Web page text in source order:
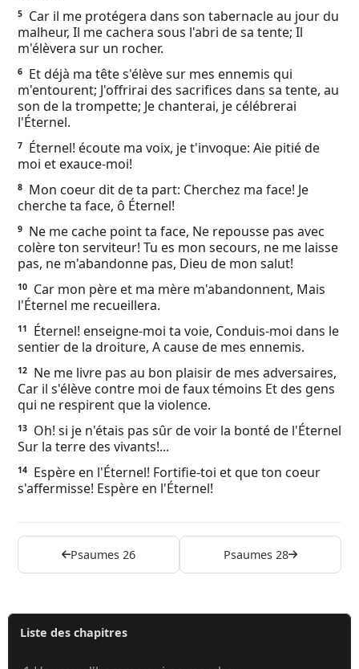
5
Car il me protégera dans son tabernacle au jour du
malheur, Il me cachera sous l'abri de sa tente; Il
m'élèvera sur un rocher.
6
Et déjà ma tête s'élève sur mes ennemis qui
m'entourent; J'offrirai des sacrifices dans sa tente, au
son de la trompette; Je chanterai, je célébrerai
l'Éternel.
7
Éternel! écoute ma voix, je t'invoque: Aie pitié de
moi et exauce-moi!
8
Mon coeur dit de ta part: Cherchez ma face! Je
cherche ta face, ô Éternel!
9
Ne me cache point ta face, Ne repousse pas avec
colère ton serviteur! Tu es mon secours, ne me laisse
pas, ne m'abandonne pas, Dieu de mon salut!
10
Car mon père et ma mère m'abandonnent, Mais
l'Éternel me recueillera.
11
Éternel! enseigne-moi ta voie, Conduis-moi dans le
sentier de la droiture, A cause de mes ennemis.
12
Ne me livre pas au bon plaisir de mes adversaires,
Car il s'élève contre moi de faux témoins Et des gens
qui ne respirent que la violence.
13
Oh! si je n'étais pas sûr de voir la bonté de l'Éternel
Sur la terre des vivants!...
14
Espère en l'Éternel! Fortifie-toi et que ton coeur
s'affermisse! Espère en l'Éternel!
Psaumes 26 Psaumes 28
Liste des chapitres